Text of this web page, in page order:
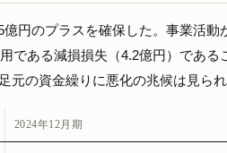
円のプラスを確保した。事業活動
である減損損失（4.2億円）である
の資金繰りに悪化の兆候は見られ
2024年12月期